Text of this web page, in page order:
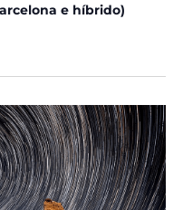
e híbrido)